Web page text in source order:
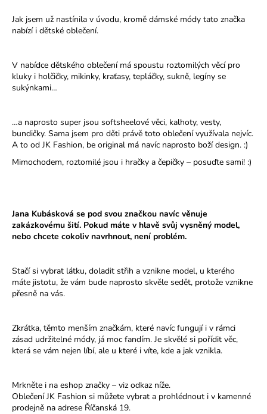
Jak jsem už nastínila v úvodu, kromě dámské módy tato značka
nabízí i dětské oblečení.
V nabídce dětského oblečení má spoustu roztomilých věcí pro
kluky i holčičky, mikinky, kraťasy, tepláčky, sukně, legíny se
sukýnkami…
…a naprosto super jsou softsheelové věci, kalhoty, vesty,
bundičky. Sama jsem pro děti právě toto oblečení využívala nejvíc.
A to od JK Fashion, be original má navíc naprosto boží design. :)
Mimochodem, roztomilé jsou i hračky a čepičky – posuďte sami! :)
Jana Kubásková se pod svou značkou navíc věnuje
zakázkovému šití. Pokud máte v hlavě svůj vysněný model,
nebo chcete cokoliv navrhnout, není problém.
Stačí si vybrat látku, doladit střih a vznikne model, u kterého
máte jistotu, že vám bude naprosto skvěle sedět, protože vznikne
přesně na vás.
Zkrátka, těmto menším značkám, které navíc fungují i v rámci
zásad udržitelné módy, já moc fandím. Je skvělé si pořídit věc,
která se vám nejen líbí, ale u které i víte, kde a jak vznikla.
Mrkněte i na eshop značky – viz odkaz níže.
Oblečení JK Fashion si můžete vybrat a prohlédnout i v kamenné
prodejně na adrese Říčanská 19.